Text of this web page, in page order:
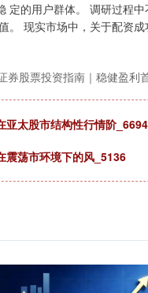
定的用户群体。 调研过程
。 现实市场中，关于配资
券股票投资指南｜稳健盈利
亚太股市结构性行情阶_6694
震荡市环境下的风_5136